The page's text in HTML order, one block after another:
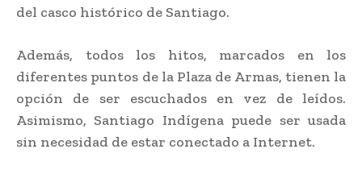
del casco histórico de Santiago.
Además, todos los hitos, marcados en los
diferentes puntos de la Plaza de Armas, tienen la
opción de ser escuchados en vez de leídos.
Asimismo, Santiago Indígena puede ser usada
sin necesidad de estar conectado a Internet.